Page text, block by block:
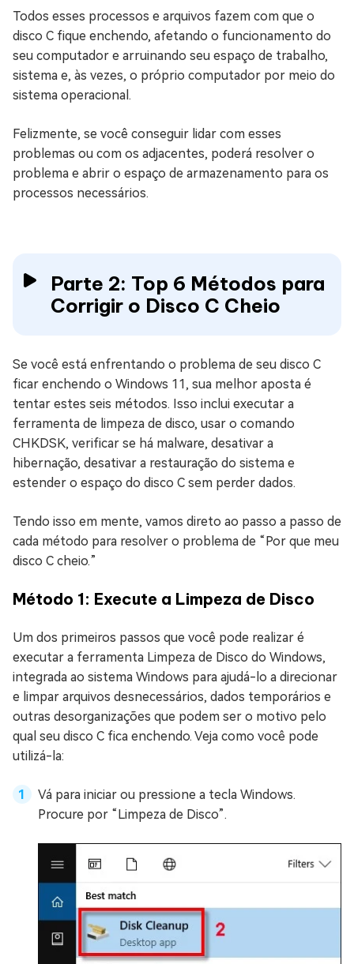
Todos esses processos e arquivos fazem com que o
disco C fique enchendo, afetando o funcionamento do
seu computador e arruinando seu espaço de trabalho,
sistema e, às vezes, o próprio computador por meio do
sistema operacional.
Felizmente, se você conseguir lidar com esses
problemas ou com os adjacentes, poderá resolver o
problema e abrir o espaço de armazenamento para os
processos necessários.
Parte 2: Top 6 Métodos para
Corrigir o Disco C Cheio
Se você está enfrentando o problema de seu disco C
ficar enchendo o Windows 11, sua melhor aposta é
tentar estes seis métodos. Isso inclui executar a
ferramenta de limpeza de disco, usar o comando
CHKDSK, verificar se há malware, desativar a
hibernação, desativar a restauração do sistema e
estender o espaço do disco C sem perder dados.
Tendo isso em mente, vamos direto ao passo a passo de
cada método para resolver o problema de “Por que meu
disco C cheio.”
Método 1: Execute a Limpeza de Disco
Um dos primeiros passos que você pode realizar é
executar a ferramenta Limpeza de Disco do Windows,
integrada ao sistema Windows para ajudá-lo a direcionar
e limpar arquivos desnecessários, dados temporários e
outras desorganizações que podem ser o motivo pelo
qual seu disco C fica enchendo. Veja como você pode
utilizá-la:
Vá para iniciar ou pressione a tecla Windows.
Procure por “Limpeza de Disco”.